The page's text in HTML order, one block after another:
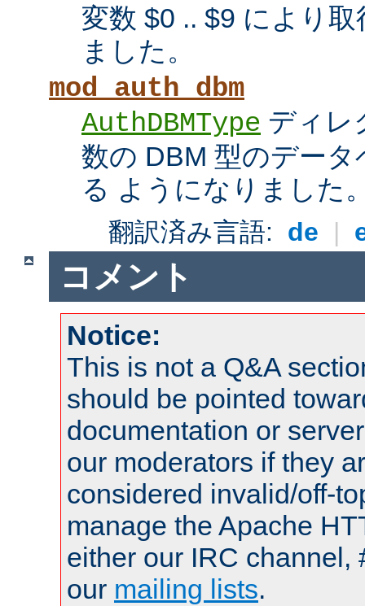
変数 $0 .. $9 により
ました。
mod_auth_dbm
AuthDBMType ディレ
数の DBM 型のデー
る ようになりました
翻訳済み言語: de |
コメント
Notice:
This is not a Q&A
should be pointed
documentation or
our moderators if they
considered invalid/off-
manage the Apache
either our IRC channel,
our mailing lists.